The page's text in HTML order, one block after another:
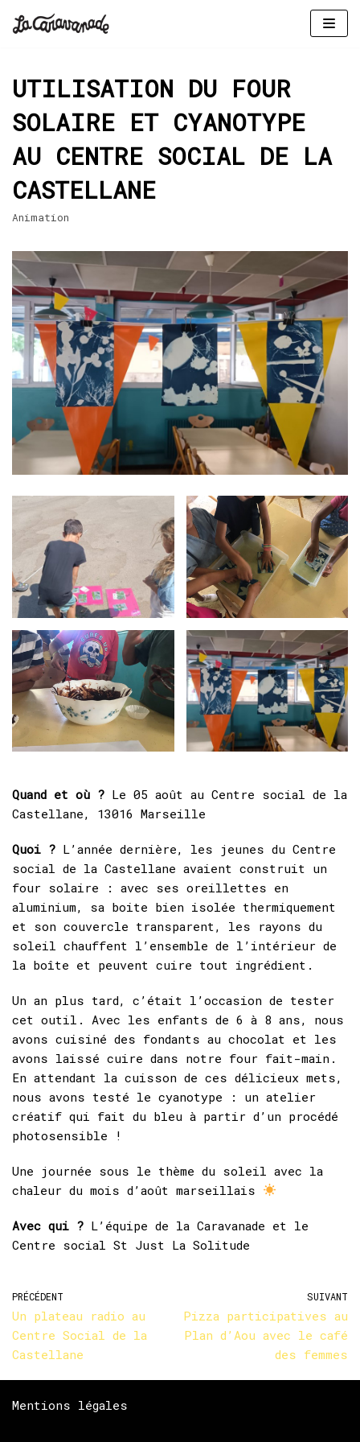
contenu
UTILISATION DU FOUR
SOLAIRE ET CYANOTYPE
AU CENTRE SOCIAL DE LA
CASTELLANE
Animation
Quand et où ? Le 05 août au Centre social de la
Castellane, 13016 Marseille
Quoi ? L’année dernière, les jeunes du Centre
social de la Castellane avaient construit un
four solaire : avec ses oreillettes en
aluminium, sa boite bien isolée thermiquement
et son couvercle transparent, les rayons du
soleil chauffent l’ensemble de l’intérieur de
la boîte et peuvent cuire tout ingrédient.
Un an plus tard, c’était l’occasion de tester
cet outil. Avec les enfants de 6 à 8 ans, nous
avons cuisiné des fondants au chocolat et les
avons laissé cuire dans notre four fait-main.
En attendant la cuisson de ces délicieux mets,
nous avons testé le cyanotype : un atelier
créatif qui fait du bleu à partir d’un procédé
photosensible !
Une journée sous le thème du soleil avec la
chaleur du mois d’août marseillais
Avec qui ? L’équipe de la Caravanade et le
Centre social St Just La Solitude
PRÉCÉDENT
Un plateau radio au
Centre Social de la
Castellane
SUIVANT
Pizza participatives au
Plan d’Aou avec le café
des femmes
Mentions légales